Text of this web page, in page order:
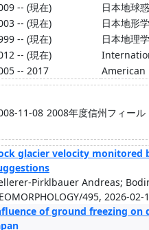
-- (現在)
日本地球
-- (現在)
日本地形
-- (現在)
日本地理
-- (現在)
-- 2017
American
11-08 2008年度信州フィール
glacier velocity monitored
Pirklbauer Andreas;
495, 2026-02-
of ground freezing on